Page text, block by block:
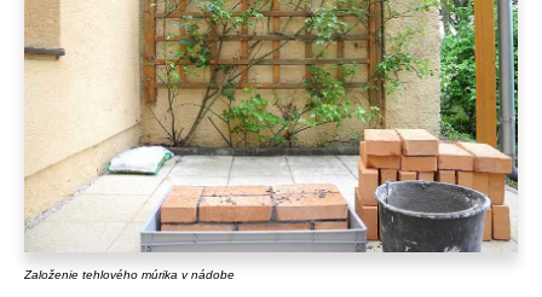
Založenie tehlového múrika v nádobe